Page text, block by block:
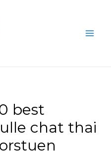
best
chat thai